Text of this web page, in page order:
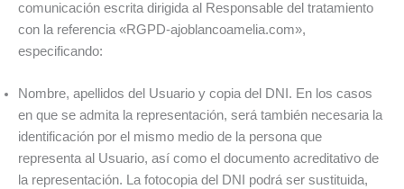
comunicación escrita dirigida al Responsable del tratamiento
con la referencia «RGPD-ajoblancoamelia.com»,
especificando:
Nombre, apellidos del Usuario y copia del DNI. En los casos
en que se admita la representación, será también necesaria la
identificación por el mismo medio de la persona que
representa al Usuario, así como el documento acreditativo de
la representación. La fotocopia del DNI podrá ser sustituida,